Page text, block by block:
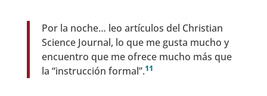
Por la noche… leo artículos del Christian
Science Journal, lo que me gusta mucho y
encuentro que me ofrece mucho más que
la “instrucción formal”.11